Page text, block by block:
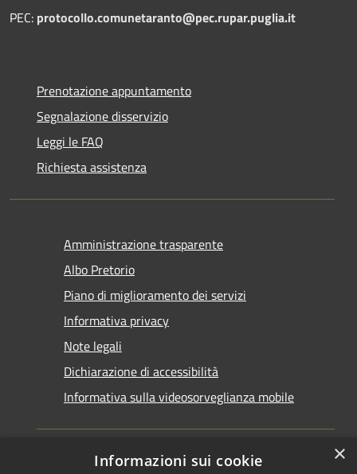
PEC: protocollo.comunetaranto@pec.rupar.puglia.it
Prenotazione appuntamento
Segnalazione disservizio
Leggi le FAQ
Richiesta assistenza
Amministrazione trasparente
Albo Pretorio
Piano di miglioramento dei servizi
Informativa privacy
Note legali
Dichiarazione di accessibilità
Informativa sulla videosorveglianza mobile
×
Informazioni sui cookie